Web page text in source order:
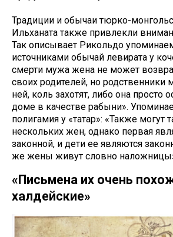
Традиции и обычаи тюрко-
Ильханата также привлекли
Так описывает Рикольдо
источниками обычай левирата у
смерти мужа жена не может
своих родителей, но родственники
ней, коль захотят, либо она просто
доме в качестве рабыни».
полигамия у «татар»: «Также могут
нескольких жен, однако первая
законной, и дети ее являются
же жены живут словно
«Письмена их очень
халдейские»